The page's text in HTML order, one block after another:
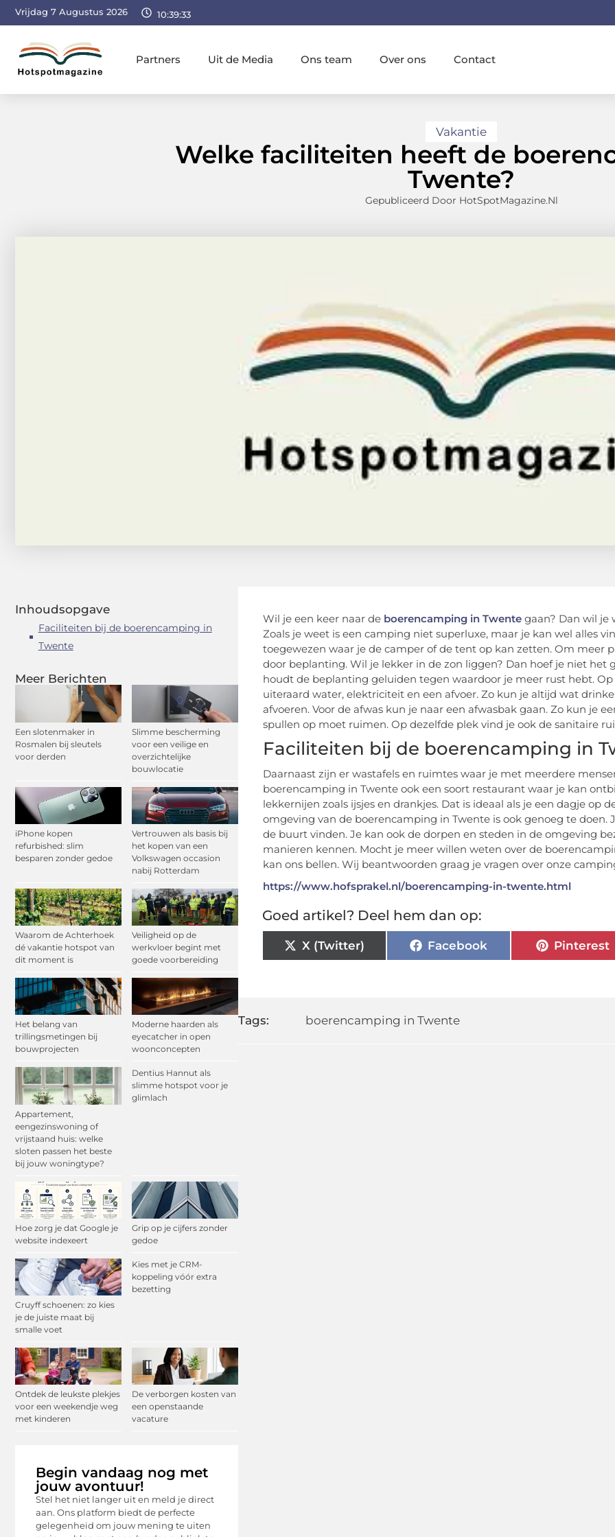
Vrijdag 7 Augustus 2026 10:39:34
Partners Uit de Media Ons team Over ons Contact
Vakantie
Welke faciliteiten heeft de
Twente?
Gepubliceerd Door HotSpotMagazine.nl
Inhoudsopgave
Faciliteiten bij de boerencamping in
Twente
Meer Berichten
Een slotenmaker in
Rosmalen bij sleutels
voor derden
Slimme bescherming
voor een veilige en
overzichtelijke
bouwlocatie
iPhone kopen
refurbished: slim
besparen zonder gedoe
Vertrouwen als basis bij
het kopen van een
Volkswagen occasion
nabij Rotterdam
Waarom de Achterhoek
dé vakantie hotspot van
dit moment is
Veiligheid op de
werkvloer begint met
goede voorbereiding
Het belang van
trillingsmetingen bij
bouwprojecten
Moderne haarden als
eyecatcher in open
woonconcepten
Appartement,
eengezinswoning of
vrijstaand huis: welke
sloten passen het beste
bij jouw woningtype?
Dentius Hannut als
slimme hotspot voor je
glimlach
Hoe zorg je dat Google je
website indexeert
Grip op je cijfers zonder
gedoe
Cruyff schoenen: zo kies
je de juiste maat bij
smalle voet
Kies met je CRM-
koppeling vóór extra
bezetting
Ontdek de leukste plekjes
voor een weekendje weg
met kinderen
De verborgen kosten van
een openstaande
vacature
Begin vandaag nog met
jouw avontuur!
Stel het niet langer uit en meld je direct
aan. Ons platform biedt de perfecte
gelegenheid om jouw mening te uiten
Wil je een keer naar de boerencamping in Twente gaan? Dan wil je
Zoals je weet is een camping niet superluxe, maar je kan wel alles
toegewezen waar je de camper of de tent op kan zetten. Om meer
door beplanting. Wil je lekker in de zon liggen? Dan hoef je niet het
houdt de beplanting geluiden tegen waardoor je meer rust hebt.
uiteraard water, elektriciteit en een afvoer. Zo kun je altijd wat
afvoeren. Voor de afwas kun je naar een afwasbak gaan. Zo kun je
spullen op moet ruimen. Op dezelfde plek vind je ook de sanitaire
Faciliteiten bij de boerencamping in
Daarnaast zijn er wastafels en ruimtes waar je met meerdere
boerencamping in Twente ook een soort restaurant waar je kan
lekkernijen zoals ijsjes en drankjes. Dat is ideaal als je een dagje op
omgeving van de boerencamping in Twente is ook genoeg te doen.
de buurt vinden. Je kan ook de dorpen en steden in de omgeving
manieren kennen. Mocht je meer willen weten over de
kan ons bellen. Wij beantwoorden graag je vragen over onze
https://www.hofsprakel.nl/boerencamping-in-twente.html
Goed artikel? Deel hem dan op:
X (Twitter) Facebook Pinterest
Tags: boerencamping in Twente